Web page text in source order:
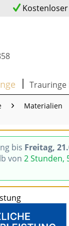
Kostenloser
Materialien
bis Freitag,
von 2 Stunden,